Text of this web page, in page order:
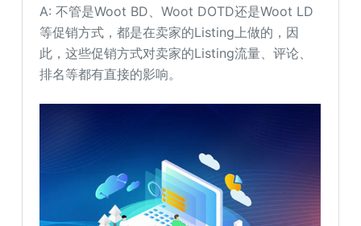
A: 不管是Woot BD、Woot DOTD还是Woot LD
等促销方式，都是在卖家的Listing上做的，因
此，这些促销方式对卖家的Listing流量、评论、
排名等都有直接的影响。